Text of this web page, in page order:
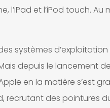
l’iPad et l’iPod touch.
systèmes
depuis le lancement
en la matière s’est
recrutant des pointures